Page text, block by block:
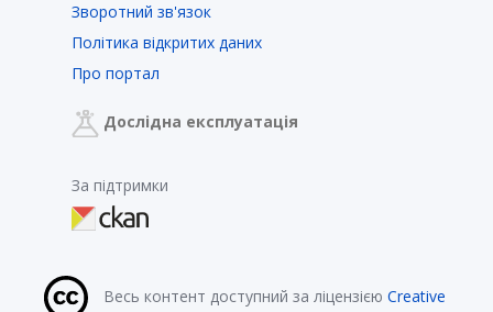
Зворотний зв'язок
Політика відкритих даних
Про портал
Дослідна експлуатація
За підтримки
Весь контент доступний за ліцензією Creative